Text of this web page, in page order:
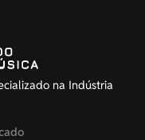
na Indústria